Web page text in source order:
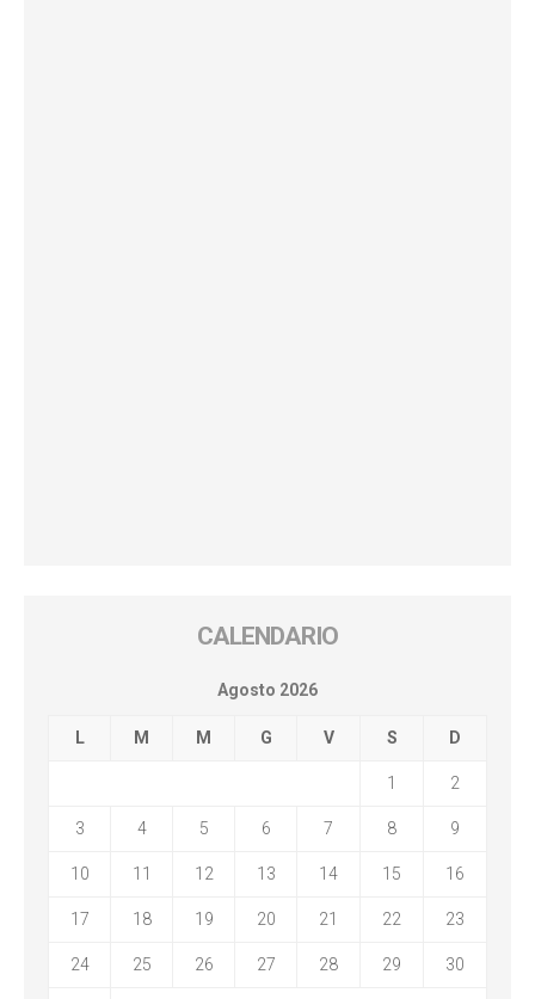
CALENDARIO
Agosto 2026
L M M G V S D
1 2
3 4 5 6 7 8 9
10 11 12 13 14 15 16
17 18 19 20 21 22 23
24 25 26 27 28 29 30